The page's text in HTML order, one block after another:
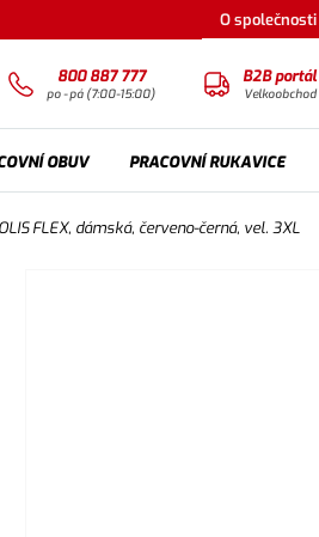
O společnosti
800 887 777
po - pá (7:00-15:00)
B2B portál
Velkoobchod
OBUV PRACOVNÍ RUKAVICE
FLEX, dámská, červeno-černá, vel. 3XL